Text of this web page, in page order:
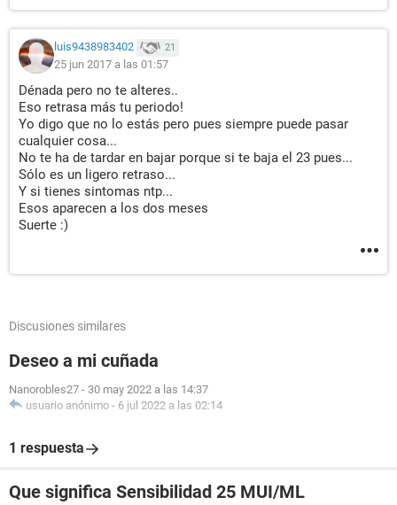
luis9438983402 21
25 jun 2017 a las 01:57
Dénada pero no te alteres..
Eso retrasa más tu periodo!
Yo digo que no lo estás pero pues siempre puede pasar
cualquier cosa...
No te ha de tardar en bajar porque si te baja el 23 pues...
Sólo es un ligero retraso...
Y si tienes sintomas ntp...
Esos aparecen a los dos meses
Suerte :)
Discusiones similares
Deseo a mi cuñada
Nanorobles27 - 30 may 2022 a las 14:37
usuario anónimo - 6 jul 2022 a las 02:14
1 respuesta
Que significa Sensibilidad 25 MUI/ML